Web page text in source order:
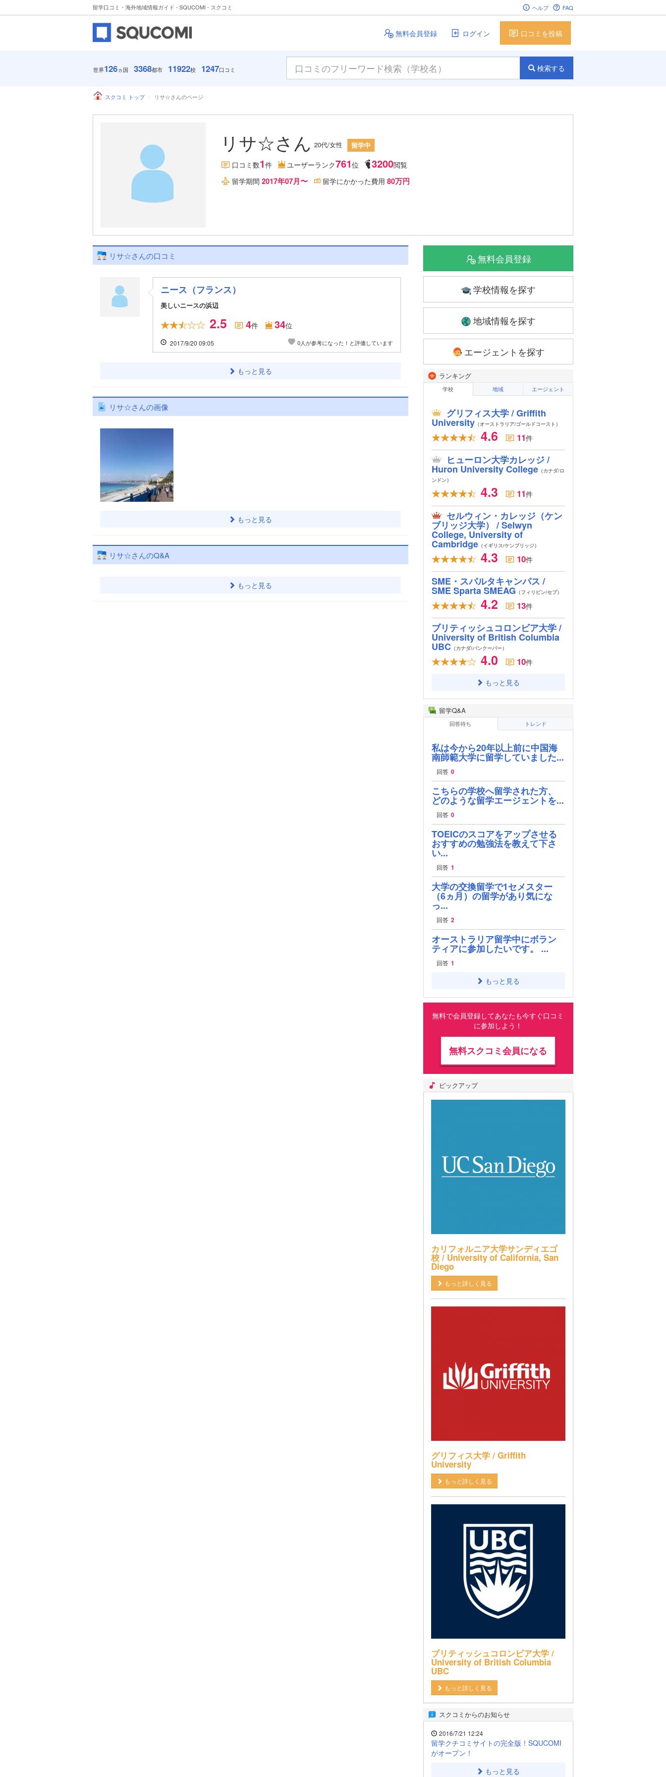
留学口コミ・海外地域情報ガイド - SQUCOMI - スクコミ ヘルプ FAQ
無料会員登録 ログイン 口コミを投稿
世界126ヵ国 3368都市 11922校 1247口コミ 検索する
スクコミ トップ リサ☆さんのページ
リサ☆さん 20代/女性 留学中
口コミ数1件 ユーザーランク761位 3200閲覧
留学期間 2017年07月〜 留学にかかった費用 80万円
リサ☆さんの口コミ
ニース（フランス）
美しいニースの浜辺
2.5 4件 34位
2017/9/20 09:05 0人が参考になった！と評価しています
もっと見る
リサ☆さんの画像
もっと見る
リサ☆さんのQ&A
もっと見る
無料会員登録
学校情報を探す
地域情報を探す
エージェントを探す
ランキング
学校 地域 エージェント
グリフィス大学 / Griffith
University（オーストラリア/ゴールドコースト）
4.6 11件
ヒューロン大学カレッジ /
Huron University College（カナダ/ロ
ンドン）
4.3 11件
セルウィン・カレッジ（ケン
ブリッジ大学） / Selwyn
College, University of
Cambridge（イギリス/ケンブリッジ）
4.3 10件
SME・スパルタキャンパス /
SME Sparta SMEAG （フィリピン/セブ）
4.2 13件
ブリティッシュコロンビア大学 /
University of British Columbia
UBC（カナダ/バンクーバー）
4.0 10件
もっと見る
留学Q&A
回答待ち トレンド
私は今から20年以上前に中国海
南師範大学に留学していました...
回答 0
こちらの学校へ留学された方、
どのような留学エージェントを...
回答 0
TOEICのスコアをアップさせる
おすすめの勉強法を教えて下さ
い...
回答 1
大学の交換留学で1セメスター
（6ヵ月）の留学があり気にな
っ...
回答 2
オーストラリア留学中にボラン
ティアに参加したいです。 ...
回答 1
もっと見る
無料で会員登録してあなたも今すぐ口コミ
に参加しよう！
無料スクコミ会員になる
ピックアップ
カリフォルニア大学サンディエゴ
校 / University of California, San
Diego
もっと詳しく見る
グリフィス大学 / Griffith
University
もっと詳しく見る
ブリティッシュコロンビア大学 /
University of British Columbia
UBC
もっと詳しく見る
スクコミからのお知らせ
2016/7/21 12:24
留学クチコミサイトの完全版！SQUCOMI
がオープン！
もっと見る